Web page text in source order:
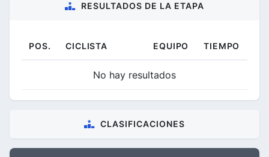
RESULTADOS DE LA ETAPA
POS. CICLISTA EQUIPO TIEMPO
No hay resultados
CLASIFICACIONES